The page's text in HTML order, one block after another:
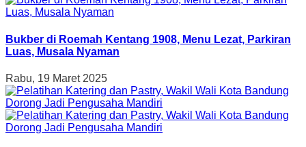
Bukber di Roemah Kentang 1908, Menu Lezat, Parkiran
Luas, Musala Nyaman
Rabu, 19 Maret 2025